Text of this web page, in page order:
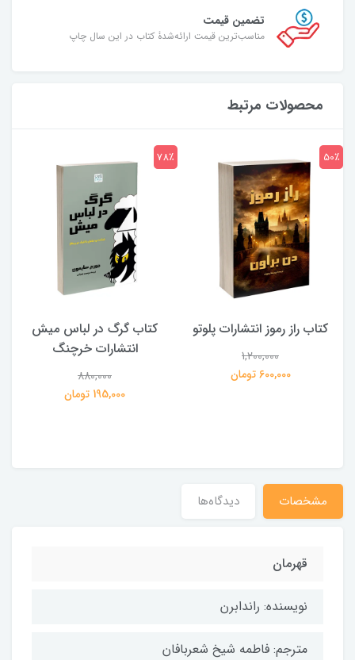
تضمین قیمت
مناسب‌ترین قیمت ارائه‌شدۀ کتاب در این سال چاپ
محصولات مرتبط
کتاب راز رموز انتشارات پلوتو
1,200,000
600,000 تومان
50٪
کتاب گرگ در لباس میش
انتشارات خرچنگ
880,000
195,000 تومان
78٪
مشخصات دیدگاه‌ها
قهرمان
نویسنده: راندابرن
مترجم: فاطمه شیخ شعربافان